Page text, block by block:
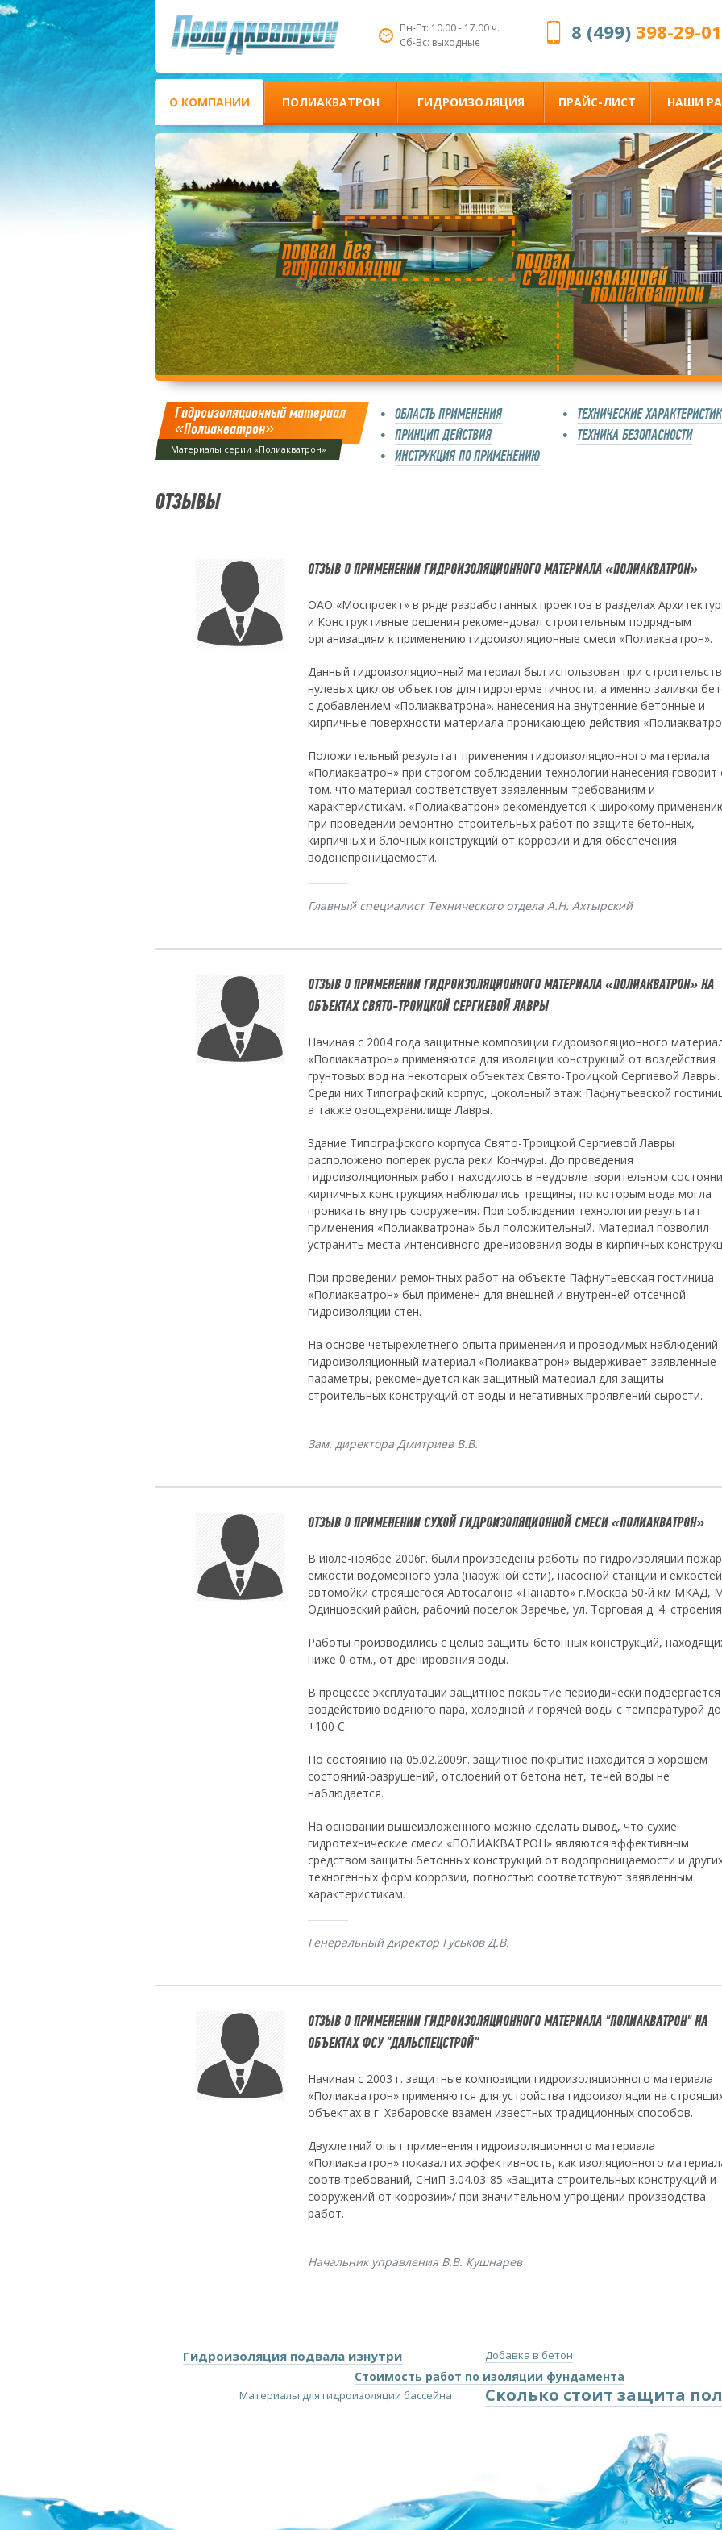
Пн-Пт: 10.00 - 17.00 ч.
Сб-Вс: выходные
8 (499) 398-29-01
О КОМПАНИИ ПОЛИАКВАТРОН ГИДРОИЗОЛЯЦИЯ ПРАЙС-ЛИСТ НАШИ
Гидроизоляционный материал
«Полиакватрон»
Материалы серии «Полиакватрон»
ОБЛАСТЬ ПРИМЕНЕНИЯ ТЕХНИЧЕСКИЕ
ПРИНЦИП ДЕЙСТВИЯ
ТЕХНИКА БЕЗОПАСНОСТИ
ИНСТРУКЦИЯ ПО ПРИМЕНЕНИЮ
ОТЗЫВЫ
ОТЗЫВ О ПРИМЕНЕНИИ ГИДРОИЗОЛЯЦИОННОГО МАТЕРИАЛА «ПОЛИАКВАТРОН»
ОАО «Моспроект» в ряде разработанных проектов в разделах
и Конструктивные решения рекомендовал строительным подрядным
организациям к применению гидроизоляционные смеси «Полиакватрон».
Данный гидроизоляционный материал был использован при
нулевых циклов объектов для гидрогерметичности, а именно заливки
с добавлением «Полиакватрона». нанесения на внутренние бетонные и
кирпичные поверхности материала проникающею действия
Положительный результат применения гидроизоляционного материала
«Полиакватрон» при строгом соблюдении технологии нанесения говорит
том. что материал соответствует заявленным требованиям и
характеристикам. «Полиакватрон» рекомендуется к широкому
при проведении ремонтно-строительных работ по защите бетонных,
кирпичных и блочных конструкций от коррозии и для обеспечения
водонепроницаемости.
Главный специалист Технического отдела А.Н. Ахтырский
ОТЗЫВ О ПРИМЕНЕНИИ ГИДРОИЗОЛЯЦИОННОГО МАТЕРИАЛА «ПОЛИАКВАТРОН» НА
ОБЪЕКТАХ СВЯТО-ТРОИЦКОЙ СЕРГИЕВОЙ ЛАВРЫ
Начиная с 2004 года защитные композиции гидроизоляционного
«Полиакватрон» применяются для изоляции конструкций от воздействия
грунтовых вод на некоторых объектах Свято-Троицкой Сергиевой Лавры.
Среди них Типографский корпус, цокольный этаж Пафнутьевской
а также овощехранилище Лавры.
Здание Типографского корпуса Свято-Троицкой Сергиевой Лавры
расположено поперек русла реки Кончуры. До проведения
гидроизоляционных работ находилось в неудовлетворительном
кирпичных конструкциях наблюдались трещины, по которым вода могла
проникать внутрь сооружения. При соблюдении технологии результат
применения «Полиакватрона» был положительный. Материал позволил
устранить места интенсивного дренирования воды в кирпичных
При проведении ремонтных работ на объекте Пафнутьевская гостиница
«Полиакватрон» был применен для внешней и внутренней отсечной
гидроизоляции стен.
На основе четырехлетнего опыта применения и проводимых наблюдений
гидроизоляционный материал «Полиакватрон» выдерживает заявленные
параметры, рекомендуется как защитный материал для защиты
строительных конструкций от воды и негативных проявлений сырости.
Зам. директора Дмитриев В.В.
ОТЗЫВ О ПРИМЕНЕНИИ СУХОЙ ГИДРОИЗОЛЯЦИОННОЙ СМЕСИ «ПОЛИАКВАТРОН»
В июле-ноябре 2006г. были произведены работы по гидроизоляции
емкости водомерного узла (наружной сети), насосной станции и емкостей
автомойки строящегося Автосалона «Панавто» г.Москва 50-й км МКАД,
Одинцовский район, рабочий поселок Заречье, ул. Торговая д. 4.
Работы производились с целью защиты бетонных конструкций,
ниже 0 отм., от дренирования воды.
В процессе эксплуатации защитное покрытие периодически подвергается
воздействию водяного пара, холодной и горячей воды с температурой до
+100 С.
По состоянию на 05.02.2009г. защитное покрытие находится в хорошем
состояний-разрушений, отслоений от бетона нет, течей воды не
наблюдается.
На основании вышеизложенного можно сделать вывод, что сухие
гидротехнические смеси «ПОЛИАКВАТРОН» являются эффективным
средством защиты бетонных конструкций от водопроницаемости и
техногенных форм коррозии, полностью соответствуют заявленным
характеристикам.
Генеральный директор Гуськов Д.В.
ОТЗЫВ О ПРИМЕНЕНИИ ГИДРОИЗОЛЯЦИОННОГО МАТЕРИАЛА "ПОЛИАКВАТРОН" НА
ОБЪЕКТАХ ФСУ "ДАЛЬСПЕЦСТРОЙ"
Начиная с 2003 г. защитные композиции гидроизоляционного материала
«Полиакватрон» применяются для устройства гидроизоляции на
объектах в г. Хабаровске взамен известных традиционных способов.
Двухлетний опыт применения гидроизоляционного материала
«Полиакватрон» показал их эффективность, как изоляционного
соотв.требований, СНиП 3.04.03-85 «Защита строительных конструкций и
сооружений от коррозии»/ при значительном упрощении производства
работ.
Начальник управления В.В. Кушнарев
Гидроизоляция подвала изнутри
Материалы для гидроизоляции бассейна
Стоимость работ по изоляции фундамента
Добавка в бетон
Сколько стоит защита